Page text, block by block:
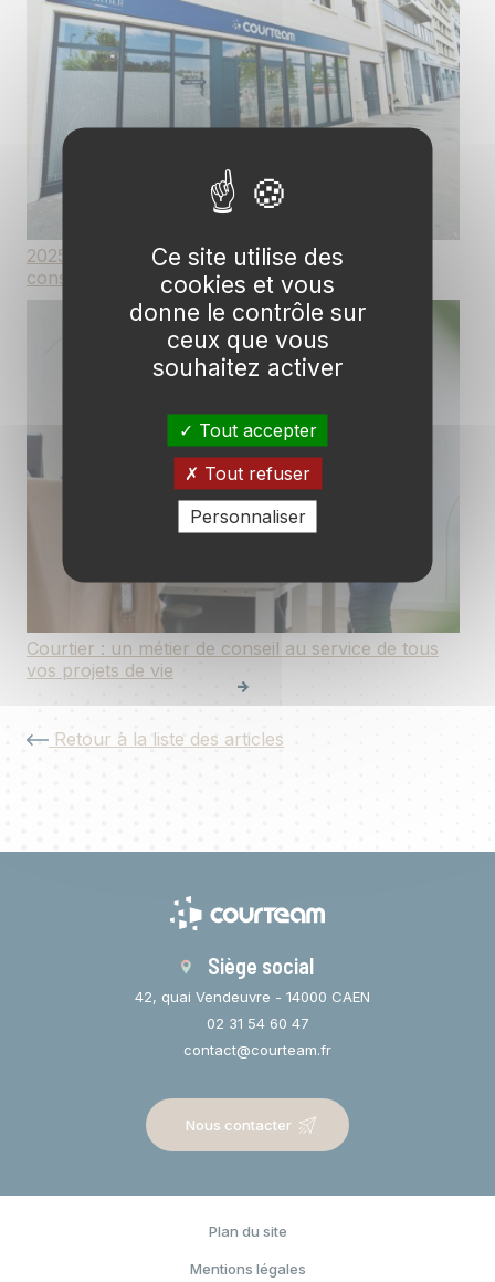
Espace privé
2025 : une année de beaux projets et de
consolidation pour Courteam
Courtier : un métier de conseil au service de tous
vos projets de vie
Retour à la liste des articles
Siège social
42, quai Vendeuvre - 14000 CAEN
02 31 54 60 47
contact@courteam.fr
Nous contacter
Plan du site
Mentions légales
Ce site utilise des
cookies et vous
donne le contrôle sur
ceux que vous
souhaitez activer
Tout accepter
Tout refuser
Personnaliser